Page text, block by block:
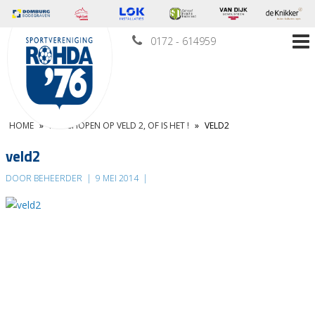
0172 - 614959
HOME » MOLSHOPEN OP VELD 2, OF IS HET ! » VELD2
veld2
DOOR BEHEERDER | 9 MEI 2014 |